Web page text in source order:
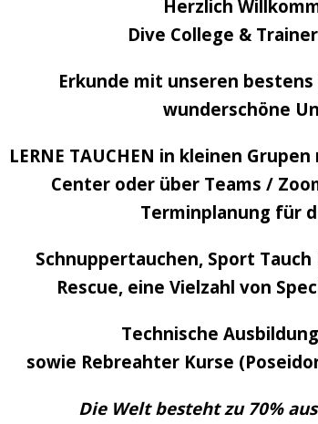
Herzlich
Dive College &
Erkunde mit unseren
wunderschöne
LERNE TAUCHEN in kleinen
Center oder über Teams /
Terminplanung für
Schnuppertauchen, Sport Tauch
Rescue, eine Vielzahl von
Technische
sowie Rebreahter Kurse
Die Welt besteht zu 70%